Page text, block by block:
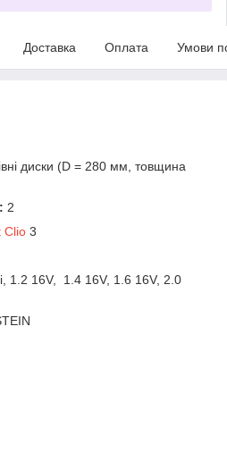
Доставка Оплата Умови
диски (D = 280 мм, товщина
2
Clio 3
1.2 16V, 1.4 16V, 1.6 16V, 2.0